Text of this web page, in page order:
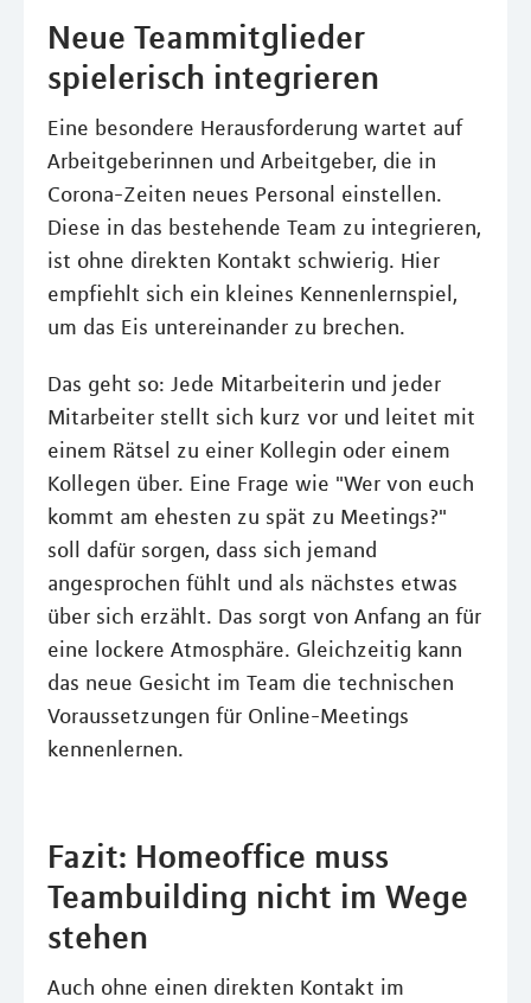
Neue Teammitglieder
spielerisch integrieren
Eine besondere Herausforderung wartet auf
Arbeitgeberinnen und Arbeitgeber, die in
Corona-Zeiten neues Personal einstellen.
Diese in das bestehende Team zu integrieren,
ist ohne direkten Kontakt schwierig. Hier
empfiehlt sich ein kleines Kennenlernspiel,
um das Eis untereinander zu brechen.
Das geht so: Jede Mitarbeiterin und jeder
Mitarbeiter stellt sich kurz vor und leitet mit
einem Rätsel zu einer Kollegin oder einem
Kollegen über. Eine Frage wie "Wer von euch
kommt am ehesten zu spät zu Meetings?"
soll dafür sorgen, dass sich jemand
angesprochen fühlt und als nächstes etwas
über sich erzählt. Das sorgt von Anfang an für
eine lockere Atmosphäre. Gleichzeitig kann
das neue Gesicht im Team die technischen
Voraussetzungen für Online-Meetings
kennenlernen.
Fazit: Homeoffice muss
Teambuilding nicht im Wege
stehen
Auch ohne einen direkten Kontakt im